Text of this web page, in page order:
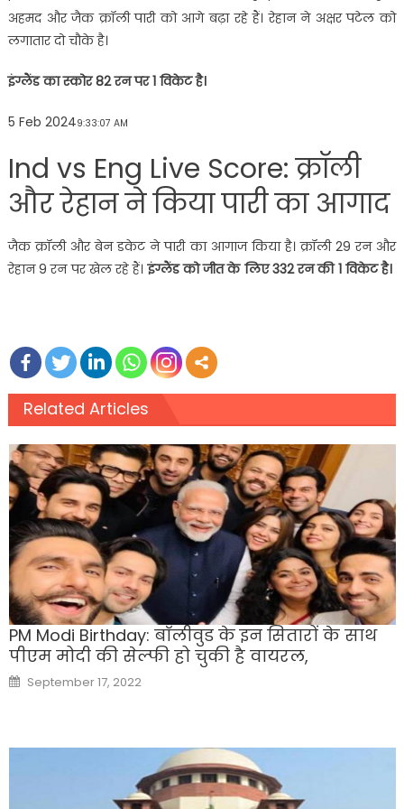
अहमद और जैक क्रॉली पारी को आगे बढ़ा रहे हैं। रेहान ने अक्षर पटेल को
लगातार दो चौके है।
इंग्लैंड का स्कोर 82 रन पर 1 विकेट है।
5 Feb 20249:33:07 AM
Ind vs Eng Live Score: क्रॉली
और रेहान ने किया पारी का आगाद
जैक क्रॉली और बेन डकेट ने पारी का आगाज किया है। क्रॉली 29 रन और
रेहान 9 रन पर खेल रहे हैं।इंग्लैंड को जीत के लिए 332 रन की 1 विकेट है।
Related Articles
PM Modi Birthday: बाॅलीवुड के इन सितारों के साथ
पीएम मोदी की सेल्फी हो चुकी है वायरल,
Posted
on
September 17, 2022